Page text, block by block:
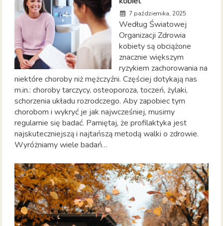
7 października, 2025
Według Światowej
Organizacji Zdrowia
kobiety są obciążone
znacznie większym
ryzykiem zachorowania na
niektóre choroby niż mężczyźni. Częściej dotykają nas
m.in.: choroby tarczycy, osteoporoza, toczeń, żylaki,
schorzenia układu rozrodczego. Aby zapobiec tym
chorobom i wykryć je jak najwcześniej, musimy
regularnie się badać. Pamiętaj, że profilaktyka jest
najskuteczniejszą i najtańszą metodą walki o zdrowie.
Wyróżniamy wiele badań…